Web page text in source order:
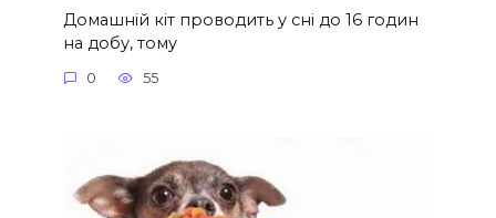
Домашній кіт проводить у сні до 16 годин
на добу, тому
0 55